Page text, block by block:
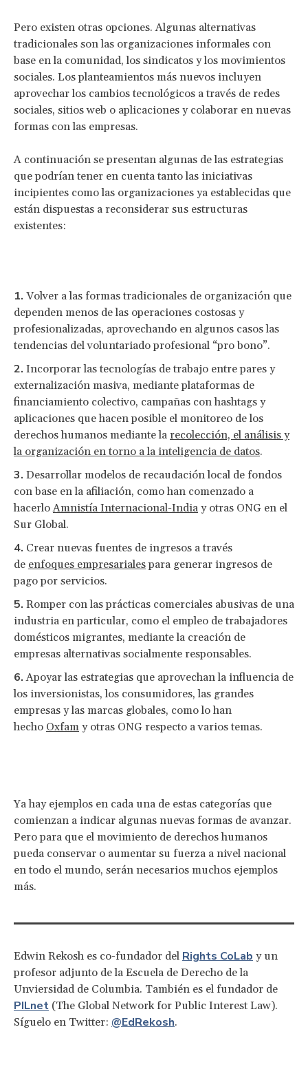
Pero existen otras opciones. Algunas alternativas
tradicionales son las organizaciones informales con
base en la comunidad, los sindicatos y los movimientos
sociales. Los planteamientos más nuevos incluyen
aprovechar los cambios tecnológicos a través de redes
sociales, sitios web o aplicaciones y colaborar en nuevas
formas con las empresas.
A continuación se presentan algunas de las estrategias
que podrían tener en cuenta tanto las iniciativas
incipientes como las organizaciones ya establecidas que
están dispuestas a reconsiderar sus estructuras
existentes:
Volver a las formas tradicionales de organización que
dependen menos de las operaciones costosas y
profesionalizadas, aprovechando en algunos casos las
tendencias del voluntariado profesional “pro bono”.
Incorporar las tecnologías de trabajo entre pares y
externalización masiva, mediante plataformas de
financiamiento colectivo, campañas con hashtags y
aplicaciones que hacen posible el monitoreo de los
derechos humanos mediante la recolección, el análisis y
la organización en torno a la inteligencia de datos.
Desarrollar modelos de recaudación local de fondos
con base ​​en la afiliación, como han comenzado a
hacerloAmnistía Internacional-India y otras ONG en el
Sur Global.
Crear nuevas fuentes de ingresos a través
de enfoques empresarialespara generar ingresos de
pago por servicios.
Romper con las prácticas comerciales abusivas de una
industria en particular, como el empleo de trabajadores
domésticos migrantes, mediante la creación de
empresas alternativas socialmente responsables.
Apoyar las estrategias que aprovechan la influencia de
los inversionistas, los consumidores, las grandes
empresas y las marcas globales, como lo han
hecho Oxfam y otras ONG respecto a varios temas.
Ya hay ejemplos en cada una de estas categorías que
comienzan a indicar algunas nuevas formas de avanzar.
Pero para que el movimiento de derechos humanos
pueda conservar o aumentar su fuerza a nivel nacional
en todo el mundo, serán necesarios muchos ejemplos
más.
Edwin Rekosh es co-fundador del Rights CoLab y un
profesor adjunto de la Escuela de Derecho de la
Unviersidad de Columbia. También es el fundador de
PILnet (The Global Network for Public Interest Law).
Síguelo en Twitter: @EdRekosh.